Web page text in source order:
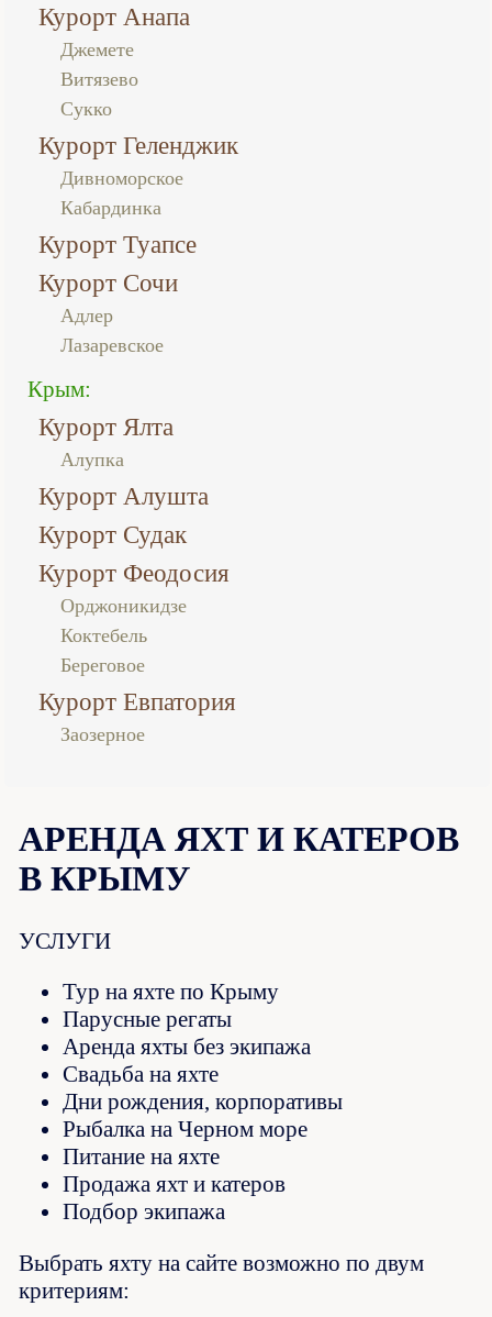
Курорт Анапа
Джемете
Витязево
Сукко
Курорт Геленджик
Дивноморское
Кабардинка
Курорт Туапсе
Курорт Сочи
Адлер
Лазаревское
Крым:
Курорт Ялта
Алупка
Курорт Алушта
Курорт Судак
Курорт Феодосия
Орджоникидзе
Коктебель
Береговое
Курорт Евпатория
Заозерное
АРЕНДА ЯХТ И КАТЕРОВ
В КРЫМУ
УСЛУГИ
Тур на яхте по Крыму
Парусные регаты
Аренда яхты без экипажа
Свадьба на яхте
Дни рождения, корпоративы
Рыбалка на Черном море
Питание на яхте
Продажа яхт и катеров
Подбор экипажа
Выбрать яхту на сайте возможно по двум
критериям: